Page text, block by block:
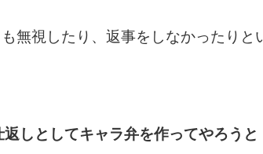
無視したり、返事をしなかったりと
返しとしてキャラ弁を作ってやろうと